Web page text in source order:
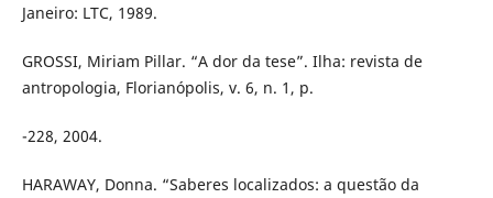
Janeiro: LTC, 1989.
GROSSI, Miriam Pillar. “A dor da tese”. Ilha: revista de
antropologia, Florianópolis, v. 6, n. 1, p.
-228, 2004.
HARAWAY, Donna. “Saberes localizados: a questão da